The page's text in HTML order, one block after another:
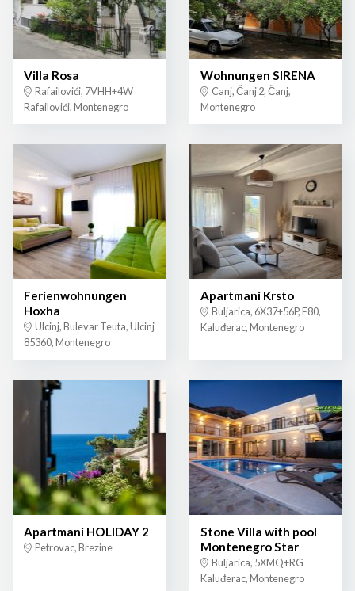
Villa Rosa
Rafailovići, 7VHH+4W
Rafailovići, Montenegro
Wohnungen SIRENA
Canj, Čanj 2, Čanj,
Montenegro
Ferienwohnungen
Hoxha
Ulcinj, Bulevar Teuta, Ulcinj
85360, Montenegro
Apartmani Krsto
Buljarica, 6X37+56P, E80,
Kaluđerac, Montenegro
Apartmani HOLIDAY 2
Petrovac, Brezine
Stone Villa with pool
Montenegro Star
Buljarica, 5XMQ+RG
Kaluđerac, Montenegro